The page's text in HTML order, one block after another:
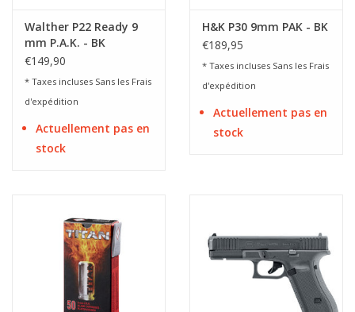
Walther P22 Ready 9
mm P.A.K. - BK
€149,90
* Taxes incluses Sans les Frais
d'expédition
Actuellement pas en
stock
H&K P30 9mm PAK - BK
€189,95
* Taxes incluses Sans les Frais
d'expédition
Actuellement pas en
stock